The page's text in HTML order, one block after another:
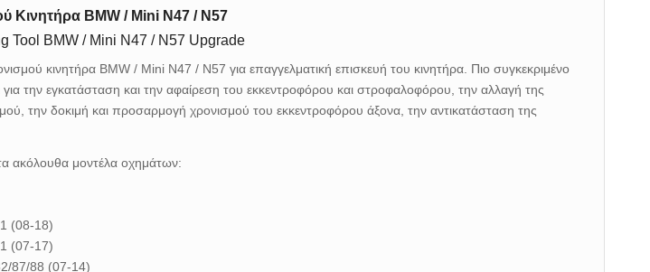
Κινητήρα BMW / Mini N47 / N57
Tool BMW / Mini N47 / N57 Upgrade
κινητήρα BMW / Mini N47 / N57 για επαγγελματική επισκευή του κινητήρα. Πιο συγκεκριμένο
για την εγκατάσταση και την αφαίρεση του εκκεντροφόρου και στροφαλοφόρου, την αλλαγή της
την δοκιμή και προσαρμογή χρονισμού του εκκεντροφόρου άξονα, την αντικατάσταση της
ακόλουθα μοντέλα οχημάτων:
(08-18)
(07-17)
87/88 (07-14)